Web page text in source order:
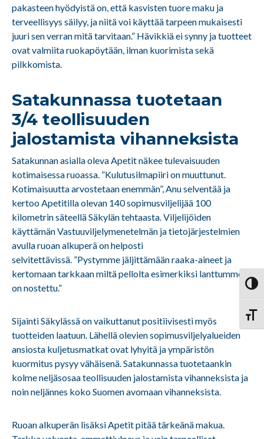
pakasteen hyödyistä on, että kasvisten tuore maku ja
terveellisyys säilyy, ja niitä voi käyttää tarpeen mukaisesti
juuri sen verran mitä tarvitaan.” Hävikkiä ei synny ja tuotteet
ovat valmiita ruokapöytään, ilman kuorimista sekä
pilkkomista.
Satakunnassa tuotetaan
3/4 teollisuuden
jalostamista vihanneksista
Satakunnan asialla oleva Apetit näkee tulevaisuuden
kotimaisessa ruoassa. ”Kulutusilmapiiri on muuttunut.
Kotimaisuutta arvostetaan enemmän”, Anu selventää ja
kertoo Apetitilla olevan 140 sopimusviljelijää 100
kilometrin säteellä Säkylän tehtaasta. Viljelijöiden
käyttämän Vastuuviljelymenetelmän ja tietojärjestelmien
avulla ruoan alkuperä on helposti
selvitettävissä. ”Pystymme jäljittämään raaka-aineet ja
kertomaan tarkkaan miltä pellolta esimerkiksi lanttumme
on nostettu.”
Sijainti Säkylässä on vaikuttanut positiivisesti myös
tuotteiden laatuun. Lähellä olevien sopimusviljelyalueiden
ansiosta kuljetusmatkat ovat lyhyitä ja ympäristön
kuormitus pysyy vähäisenä. Satakunnassa tuotetaankin
kolme neljäsosaa teollisuuden jalostamista vihanneksista ja
noin neljännes koko Suomen avomaan vihanneksista.
Ruoan alkuperän lisäksi Apetit pitää tärkeänä makua.